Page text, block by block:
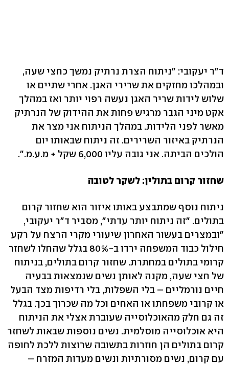
ד"ר יעקובי: "ניתוח הצרת נרתיק נמשך כחצי שעה,
ובמהלכו מחזקים את שרירי האגן. אחרי שתיים או
שלוש לידות שריר האגן נעשה רפוי יותר ואז במהלך
אקט מיני הגבר מרגיש פחות את ההידוק של הנרתיק
מאשר לפני הלידות. במהלך הניתוח אני מצר את
הנרתיק באיזור השרירים. זה ניתוח שבאותו יום
הולכים הביתה. אני גובה עליו 6,000 שקל + מ.ע.מ.".
שחזור קרום בתולין: לשקר לטובה
ניתוח נוסף שמתבצע באותו איזור הוא שחזור קרום
בתולים. "זה ניתוח יותר עדתי", מסביר ד"ר יעקובי,
"ובמצרים בעשור האחרון שיעורי מקרי הרצח על רקע
חילול כבוד המשפחה ירדו ב-80% בגלל שהחלו לשחזר
קרומי בתולים במחתרת. שחזור קרום בתולים, בניתוח
של חצי שעה, מקנה לאותן נשים שנמצאות בבעיה
חיים נורמליים – בלי השפלות, בלי רדיפות מצד הבעל
או קרובי משפחתו או האחים וכל מה שכרוך בכך. בגלל
זה גם חלק מהאוכלוסייה שעוברת אצלי את הניתוח
היא אוכלוסייה מוסלמית. נשים נוספות שבאות לשחזר
קרום בתולים הן חוזרות בתשובה שרוצות ללכת לחופה
עם קרום, נשים מסורתיות ונשים מעדות המזרח –